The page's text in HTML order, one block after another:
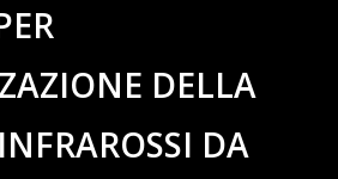
DELLA
DA